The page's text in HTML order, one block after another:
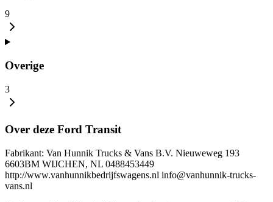
9
Overige
3
Over deze Ford Transit
Fabrikant: Van Hunnik Trucks & Vans B.V. Nieuweweg 193
6603BM WIJCHEN, NL 0488453449
http://www.vanhunnikbedrijfswagens.nl info@vanhunnik-trucks-
vans.nl